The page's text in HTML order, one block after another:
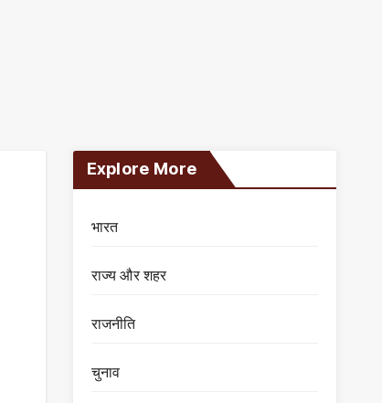
Explore More
भारत
राज्य और शहर
राजनीति
चुनाव